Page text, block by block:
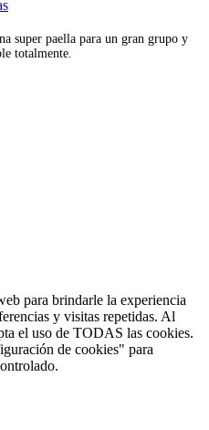
super paella para un gran grupo y
totalmente.
para brindarle la experiencia
y visitas repetidas. Al
el uso de TODAS las cookies.
de cookies" para